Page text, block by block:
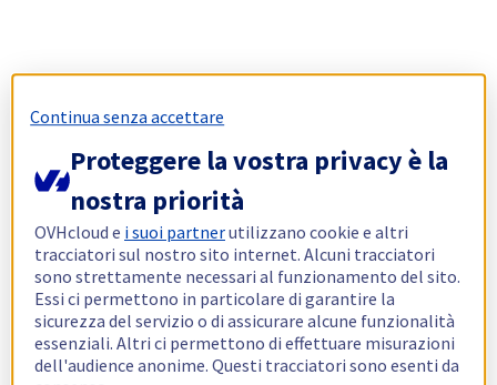
Continua senza accettare
Proteggere la vostra privacy è la
nostra priorità
OVHcloud e i suoi partnerutilizzano cookie e altri
tracciatori sul nostro sito internet. Alcuni tracciatori
sono strettamente necessari al funzionamento del sito.
Essi ci permettono in particolare di garantire la
sicurezza del servizio o di assicurare alcune funzionalità
essenziali. Altri ci permettono di effettuare misurazioni
dell'audience anonime. Questi tracciatori sono esenti da